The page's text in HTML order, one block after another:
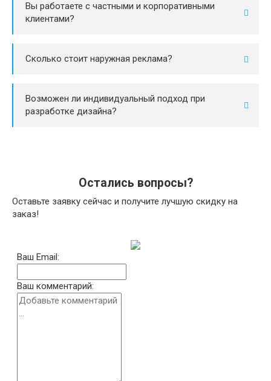
Вы работаете с частными и корпоративными
клиентами?
Сколько стоит наружная реклама?
Возможен ли индивидуальный подход при
разработке дизайна?
Остались вопросы?
Оставьте заявку сейчас и получите лучшую скидку на
заказ!
Ваш Email:
Ваш комментарий: